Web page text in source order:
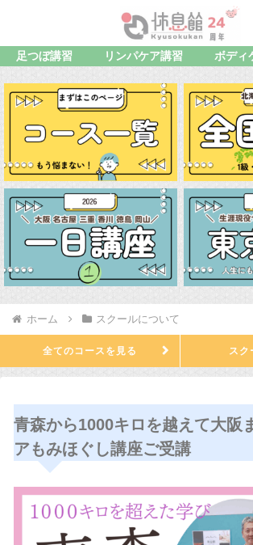
足つぼ講習 リンパケア講習 ボディ
ホーム スクールについて
全てのコースを見る スク
青森から1000キロを越えて大阪
アもみほぐし講座ご受講